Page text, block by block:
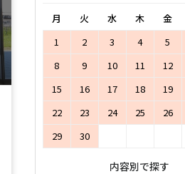
月 火 水 木 金
1
2 3 4 5
8
9 10 11 12
15
16 17 18 19
22
23 24 25 26
29
30
内容別で探す